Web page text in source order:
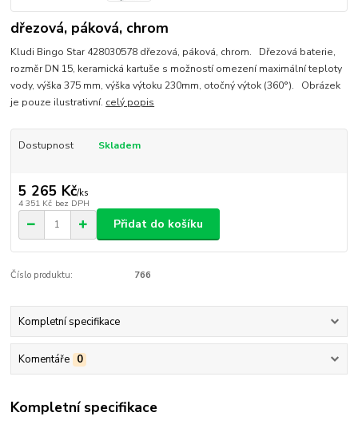
dřezová, páková, chrom
Kludi Bingo Star 428030578 dřezová, páková, chrom. Dřezová baterie,
rozměr DN 15, keramická kartuše s možností omezení maximální teploty
vody, výška 375 mm, výška výtoku 230mm, otočný výtok (360°). Obrázek
je pouze ilustrativní. celý popis
Dostupnost Skladem
5 265 Kč/ks
4 351 Kč bez DPH
Přidat do košíku
Číslo produktu: 766
Kompletní specifikace
Komentáře 0
Kompletní specifikace